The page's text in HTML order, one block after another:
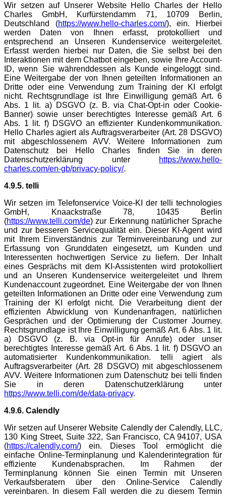
Wir setzen auf Unserer Website Hello Charles der Hello
Charles GmbH, Kurfürstendamm 71, 10709 Berlin,
Deutschland (https://www.hello-charles.com/), ein. Hierbei
werden Daten von Ihnen erfasst, protokolliert und
entsprechend an Unseren Kundenservice weitergeleitet.
Erfasst werden hierbei nur Daten, die Sie selbst bei den
Interaktionen mit dem Chatbot eingeben, sowie Ihre Account-
ID, wenn Sie währenddessen als Kunde eingeloggt sind.
Eine Weitergabe der von Ihnen geteilten Informationen an
Dritte oder eine Verwendung zum Training der KI erfolgt
nicht. Rechtsgrundlage ist Ihre Einwilligung gemäß Art. 6
Abs. 1 lit. a) DSGVO (z. B. via Chat-Opt-in oder Cookie-
Banner) sowie unser berechtigtes Interesse gemäß Art. 6
Abs. 1 lit. f) DSGVO an effizienter Kundenkommunikation.
Hello Charles agiert als Auftragsverarbeiter (Art. 28 DSGVO)
mit abgeschlossenem AVV. Weitere Informationen zum
Datenschutz bei Hello Charles finden Sie in deren
Datenschutzerklärung unter
https://www.hello-
charles.com/en-gb/privacy-policy/.
4.9.5. telli
Wir setzen im Telefonservice Voice-KI der telli technologies
GmbH, Knaackstraße 78, 10435 Berlin
(https://www.telli.com/de) zur Erkennung natürlicher Sprache
und zur besseren Servicequalität ein. Dieser KI-Agent wird
mit Ihrem Einverständnis zur Terminvereinbarung und zur
Erfassung von Grunddaten eingesetzt, um Kunden und
Interessenten hochwertigen Service zu liefern. Der Inhalt
eines Gesprächs mit dem KI-Assistenten wird protokolliert
und an Unseren Kundenservice weitergeleitet und Ihrem
Kundenaccount zugeordnet. Eine Weitergabe der von Ihnen
geteilten Informationen an Dritte oder eine Verwendung zum
Training der KI erfolgt nicht. Die Verarbeitung dient der
effizienten Abwicklung von Kundenanfragen, natürlichen
Gesprächen und der Optimierung der Customer Journey.
Rechtsgrundlage ist Ihre Einwilligung gemäß Art. 6 Abs. 1 lit.
a) DSGVO (z. B. via Opt-in für Anrufe) oder unser
berechtigtes Interesse gemäß Art. 6 Abs. 1 lit. f) DSGVO an
automatisierter Kundenkommunikation. telli agiert als
Auftragsverarbeiter (Art. 28 DSGVO) mit abgeschlossenem
AVV. Weitere Informationen zum Datenschutz bei telli finden
Sie in deren Datenschutzerklärung unter
https://www.telli.com/de/data-privacy.
4.9.6. Calendly
Wir setzen auf Unserer Website Calendly der Calendly, LLC,
130 King Street, Suite 322, San Francisco, CA 94107, USA
(https://calendly.com/) ein. Dieses Tool ermöglicht die
einfache Online-Terminplanung und Kalenderintegration für
effiziente Kundenabsprachen. Im Rahmen der
Terminplanung können Sie einen Termin mit Unseren
Verkaufsberatern über den Online-Service Calendly
vereinbaren. In diesem Fall werden die zu diesem Termin